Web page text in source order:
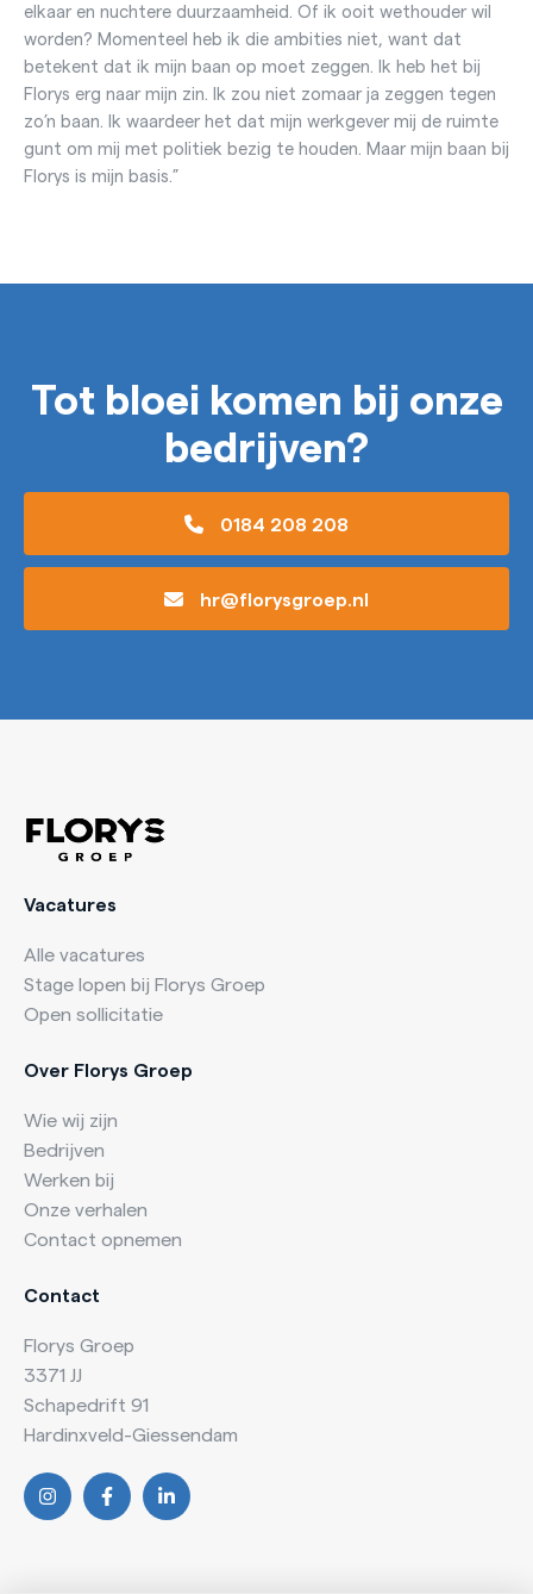
elkaar en nuchtere duurzaamheid. Of ik ooit wethouder wil
worden? Momenteel heb ik die ambities niet, want dat
betekent dat ik mijn baan op moet zeggen. Ik heb het bij
Florys erg naar mijn zin. Ik zou niet zomaar ja zeggen tegen
zo’n baan. Ik waardeer het dat mijn werkgever mij de ruimte
gunt om mij met politiek bezig te houden. Maar mijn baan bij
Florys is mijn basis.”
Tot bloei komen bij onze
bedrijven?
0184 208 208
hr@florysgroep.nl
Vacatures
Alle vacatures
Stage lopen bij Florys Groep
Open sollicitatie
Over Florys Groep
Wie wij zijn
Bedrijven
Werken bij
Onze verhalen
Contact opnemen
Contact
Florys Groep
3371 JJ
Schapedrift 91
Hardinxveld-Giessendam